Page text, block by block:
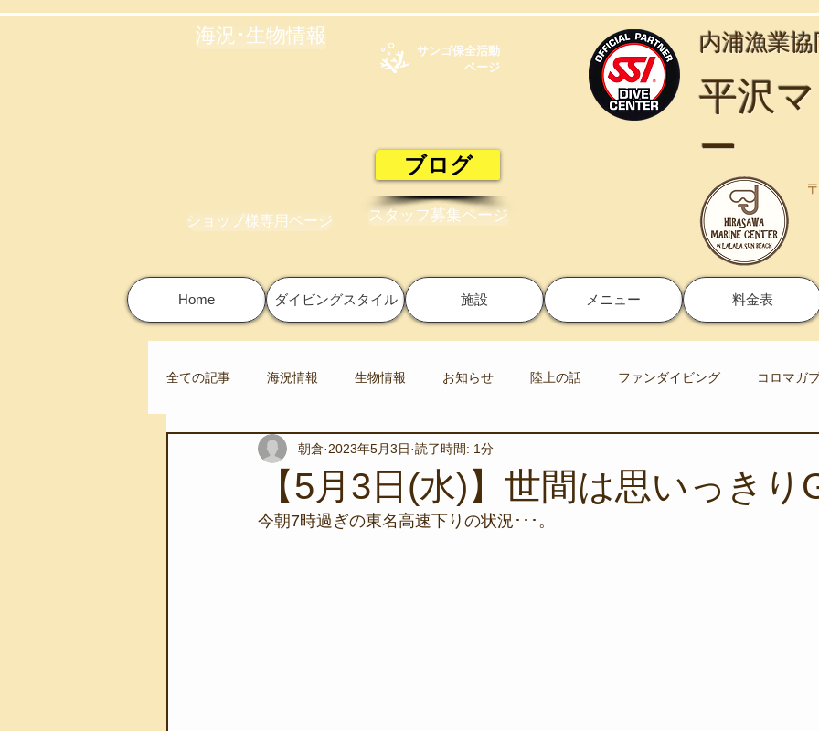
海況･生物情報
サンゴ保全活動​
ページ
ブログ
ショップ様専用ページ スタッフ募集ページ
内浦漁業
平沢
ー
Home ダイビングスタイル 施設 メニュー 料金表
全ての記事 海況情報 生物情報 お知らせ 陸上の話 ファンダイビング コロマガ
スノーケリングツアー 自然環境保全 ワカメの養殖
伊豆半島ジオパーク サンゴの保全活動
【5月3日(水)】世間は思いっきり
朝倉 2023年5月3日 読了時間: 1分
今朝7時過ぎの東名高速下りの状況･･･。